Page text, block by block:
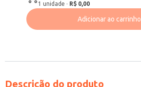
1 unidade · R$ 0,00
Adicionar ao carrinho
Descrição do produto